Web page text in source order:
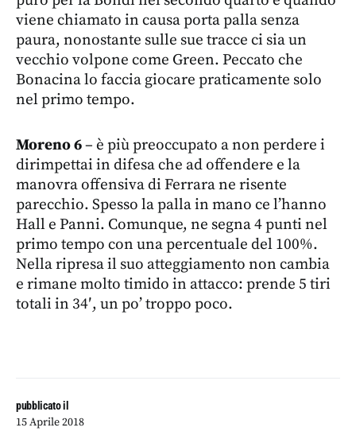
pubblicato il
15 Aprile 2018
viene chiamato in causa porta palla senza
paura, nonostante sulle sue tracce ci sia un
vecchio volpone come Green. Peccato che
Bonacina lo faccia giocare praticamente solo
nel primo tempo.
Moreno6– è più preoccupato a non perdere i
dirimpettai in difesa che ad offendere e la
manovra offensiva di Ferrara ne risente
parecchio. Spesso la palla in mano ce l’hanno
Hall e Panni. Comunque, ne segna 4 punti nel
primo tempo con una percentuale del 100%.
Nella ripresa il suo atteggiamento non cambia
e rimane molto timido in attacco: prende 5 tiri
totali in 34′, un po’ troppo poco.